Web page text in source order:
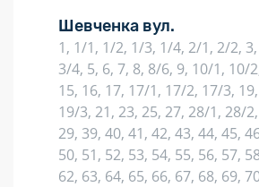
Шевченка вул.
1, 1/1, 1/2, 1/3, 1/4, 2/1, 2/2,
3/4, 5, 6, 7, 8, 8/6, 9, 10/1, 10/
15, 16, 17, 17/1, 17/2, 17/3,
19/3, 21, 23, 25, 27, 28/1, 28/
29, 39, 40, 41, 42, 43, 44, 45,
50, 51, 52, 53, 54, 55, 56, 57,
62, 63, 64, 65, 66, 67, 68, 69,